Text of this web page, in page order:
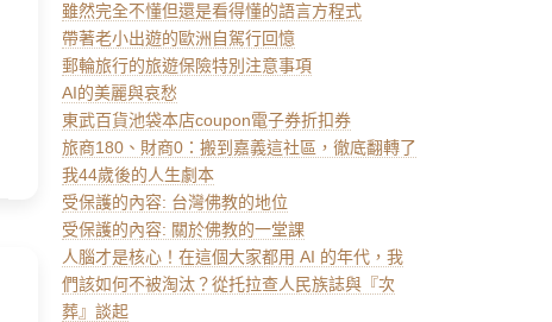
雖然完全不懂但還是看得懂的語言方程式
帶著老小出遊的歐洲自駕行回憶
郵輪旅行的旅遊保險特別注意事項
AI的美麗與哀愁
東武百貨池袋本店coupon電子券折扣券
旅商180、財商0：搬到嘉義這社區，徹底翻轉了
我44歲後的人生劇本
受保護的內容: 台灣佛教的地位
受保護的內容: 關於佛教的一堂課
人腦才是核心！在這個大家都用 AI 的年代，我
們該如何不被淘汰？從托拉查人民族誌與『次
葬』談起